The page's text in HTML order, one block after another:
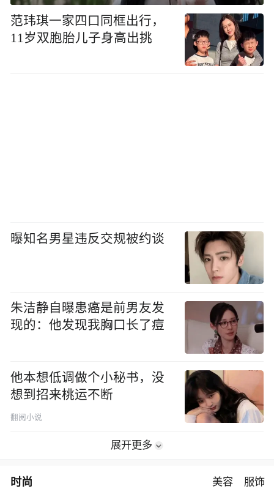
范玮琪一家四口同框出行，
11岁双胞胎儿子身高出挑
曝知名男星违反交规被约谈
朱洁静自曝患癌是前男友发
现的：他发现我胸口长了痘
他本想低调做个小秘书，没
想到招来桃运不断
翻阅小说
展开更多
时尚 美容 服饰